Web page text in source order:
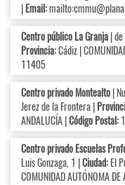
|Email:
Centro público La Granja|
Provincia:Cádiz |
11405
Centro privado Montealto|
Jerez de la Frontera |
ANDALUCÍA |Código Postal:
Centro privado Escuelas
Luis Gonzaga, 1 |Ciudad:El
COMUNIDAD AUTÓNOMA DE